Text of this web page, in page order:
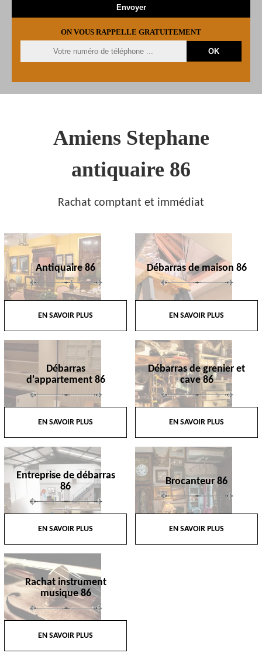
ON VOUS RAPPELLE GRATUITEMENT
Amiens Stephane
antiquaire 86
Rachat comptant et immédiat
Antiquaire 86
EN SAVOIR PLUS
Débarras de maison 86
EN SAVOIR PLUS
Débarras
d'appartement 86
EN SAVOIR PLUS
Débarras de grenier et
cave 86
EN SAVOIR PLUS
Entreprise de débarras
86
EN SAVOIR PLUS
Brocanteur 86
EN SAVOIR PLUS
Rachat instrument
musique 86
EN SAVOIR PLUS